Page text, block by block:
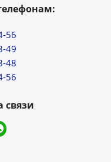
56
49
48
56
связи